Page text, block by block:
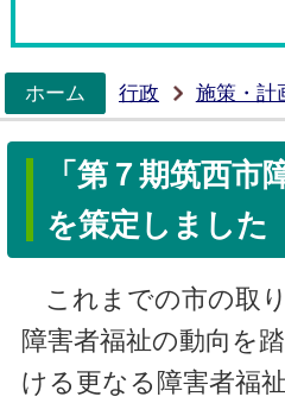
ホーム
行政 施策・計
「第７期筑西市
を策定しました
これまでの市の取
障害者福祉の動向を
ける更なる障害者福